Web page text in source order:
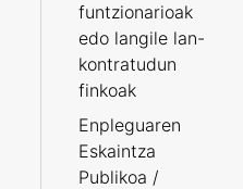
funtzionarioak
edo langile lan-
kontratudun
finkoak
Enpleguaren
Eskaintza
Publikoa /